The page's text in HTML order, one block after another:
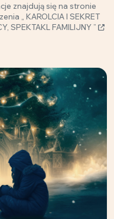
znajdują się na stronie
„ KAROLCIA I SEKRET
SPEKTAKL FAMILIJNY ”